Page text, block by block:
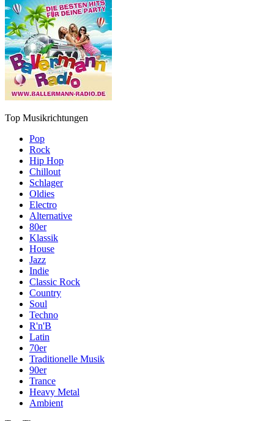
Top Musikrichtungen
Pop
Rock
Hip Hop
Chillout
Schlager
Oldies
Electro
Alternative
80er
Klassik
House
Jazz
Indie
Classic Rock
Country
Soul
Techno
R'n'B
Latin
70er
Traditionelle Musik
90er
Trance
Heavy Metal
Ambient